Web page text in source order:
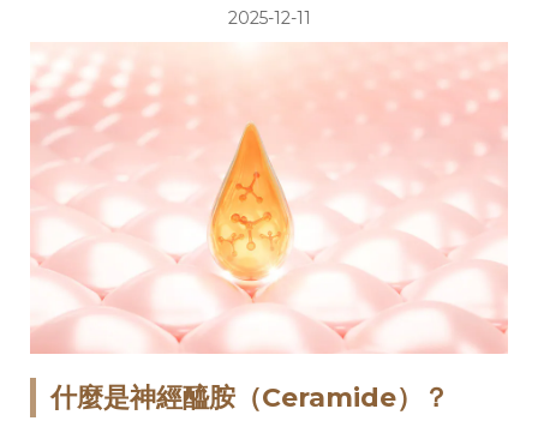
2025-12-11
什麼是神經醯胺（Ceramide）？